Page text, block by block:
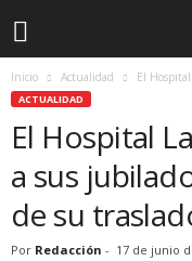
Inicio Actualidad El
ACTUALIDAD
El Hospital
a sus
de su
Por Redacción - 17 de junio